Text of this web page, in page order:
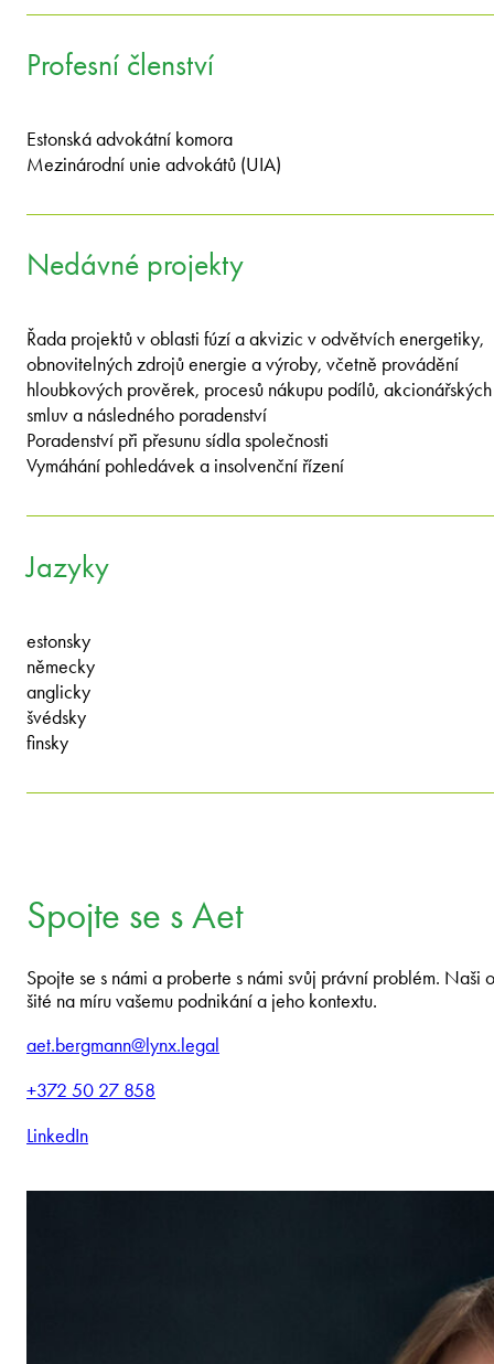
Profesní členství
Estonská advokátní komora
Mezinárodní unie advokátů (UIA)
Nedávné projekty
Řada projektů v oblasti fúzí a akvizic v odvětvích energetiky,
obnovitelných zdrojů energie a výroby, včetně provádění
hloubkových prověrek, procesů nákupu podílů, akcionářských
smluv a následného poradenství
Poradenství při přesunu sídla společnosti
Vymáhání pohledávek a insolvenční řízení
Jazyky
estonsky
německy
anglicky
švédsky
finsky
Spojte se s Aet
Spojte se s námi a proberte s námi svůj právní problém.
šité na míru vašemu podnikání a jeho kontextu.
aet.bergmann@lynx.legal
+372 50 27 858
LinkedIn